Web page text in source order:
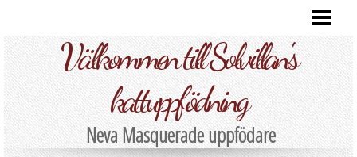
VÅRA KATTER
FOTO
KULLAR
INFORMATION
Välkommen till Solvillan's
kattuppfödning
Neva Masquerade uppfödare